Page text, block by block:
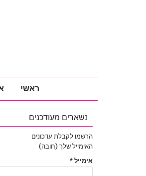
ראשי
נשארים מעודכנים
הרשמו לקבלת עדכונים
האימייל שלך (חובה)
אימייל *